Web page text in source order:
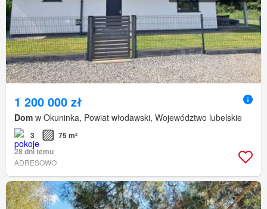
1 200 000 zł
Dom w Okuninka, Powiat włodawski, Województwo lubelskie
3
75 m²
28 dni temu
ADRESOWO